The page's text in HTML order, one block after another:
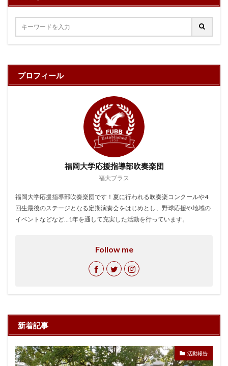
プロフィール
福岡大学応援指導部吹奏楽団
福大ブラス
福岡大学応援指導部吹奏楽団です！夏に行われる吹奏楽コンクールや4
回生最後のステージとなる定期演奏会をはじめとし、野球応援や地域の
イベントなどなど…1年を通して充実した活動を行っています。
Follow me
新着記事
活動報告